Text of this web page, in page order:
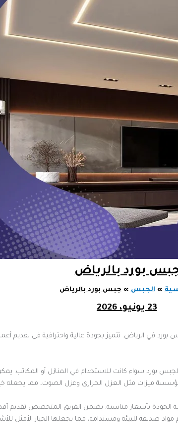
بورد بالرياض
الجبس جبس بورد بالرياض
23 يونيو، 2026
في الرياض. تتميز بجودة عالية واحترافية في تقديم
بورد سواء كانت للاستخدام في المنازل أو المكاتب.
ميزات مثل العزل الحراري وعزل الصوت، مما يجعله
الجودة بأسعار مناسبة. يضمن الفريق المتخصص
للبيئة ومستدامة، مما يجعلها الخيار الأمثل